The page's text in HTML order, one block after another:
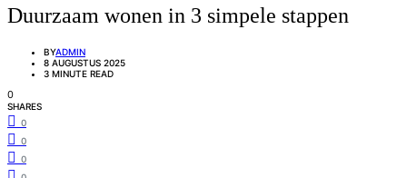
Duurzaam wonen in 3 simpele stappen
BYADMIN
8 AUGUSTUS 2025
3 MINUTE READ
0
SHARES
0
0
0